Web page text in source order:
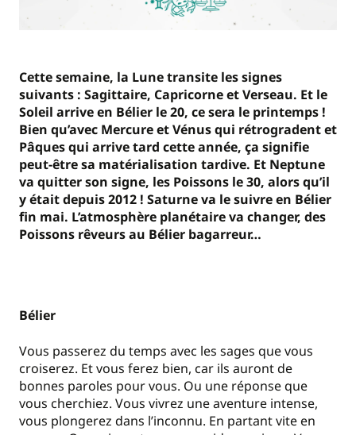
Cette semaine, la Lune transite les signes
suivants : Sagittaire, Capricorne et Verseau. Et le
Soleil arrive en Bélier le 20, ce sera le printemps !
Bien qu’avec Mercure et Vénus qui rétrogradent et
Pâques qui arrive tard cette année, ça signifie
peut-être sa matérialisation tardive. Et Neptune
va quitter son signe, les Poissons le 30, alors qu’il
y était depuis 2012 ! Saturne va le suivre en Bélier
fin mai. L’atmosphère planétaire va changer, des
Poissons rêveurs au Bélier bagarreur…
Bélier
Vous passerez du temps avec les sages que vous
croiserez. Et vous ferez bien, car ils auront de
bonnes paroles pour vous. Ou une réponse que
vous cherchiez. Vous vivrez une aventure intense,
vous plongerez dans l’inconnu. En partant vite en